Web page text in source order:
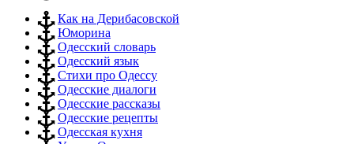
Как на Дерибасовской
Юморина
Одесский словарь
Одесский язык
Стихи про Одессу
Одесские диалоги
Одесские рассказы
Одесские рецепты
Одесская кухня